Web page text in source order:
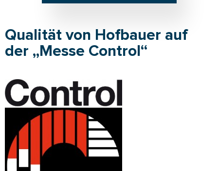
Qualität von Hofbauer auf
der „Messe Control“